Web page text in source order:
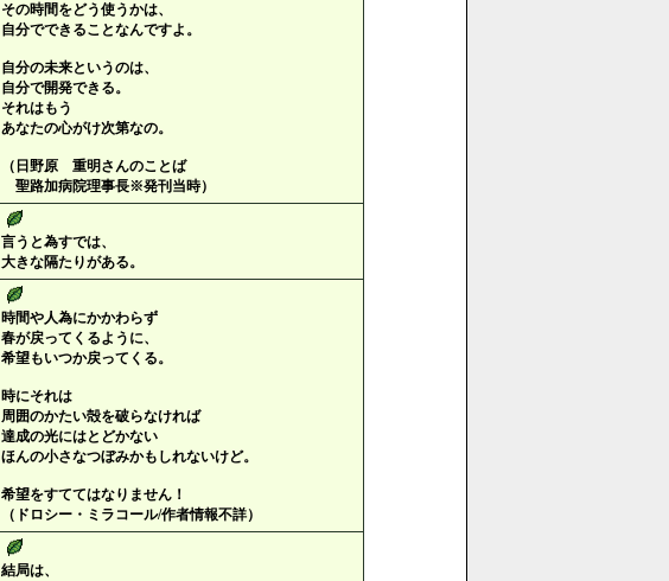
その時間をどう使うかは、
自分でできることなんですよ。
自分の未来というのは、
自分で開発できる。
それはもう
あなたの心がけ次第なの。
（日野原 重明さんのことば
聖路加病院理事長※発刊当時）
言うと為すでは、
大きな隔たりがある。
時間や人為にかかわらず
春が戻ってくるように、
希望もいつか戻ってくる。
時にそれは
周囲のかたい殻を破らなければ
達成の光にはとどかない
ほんの小さなつぼみかもしれないけど。
希望をすててはなりません！
（ドロシー・ミラコール/作者情報不詳）
結局は、